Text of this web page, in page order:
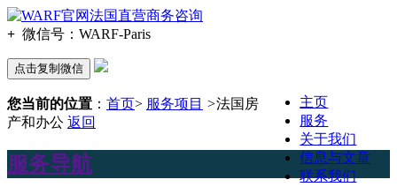
+ 微信号： WARF-Paris
点击复制微信
主页
服务
关于我们
信息与文章
联系我们
您当前的位置 ： 首页> 服务项目 >法国房
产和办公 返回
服务导航